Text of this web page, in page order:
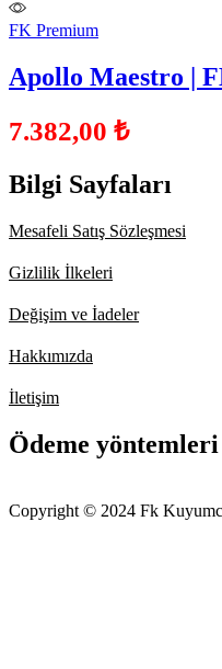
FK Premium
Apollo Maestro |
7.382,00 ₺
Bilgi Sayfaları
Mesafeli Satış Sözleşmesi
Gizlilik İlkeleri
Değişim ve İadeler
Hakkımızda
İletişim
Ödeme yöntemleri
Copyright © 2024 Fk